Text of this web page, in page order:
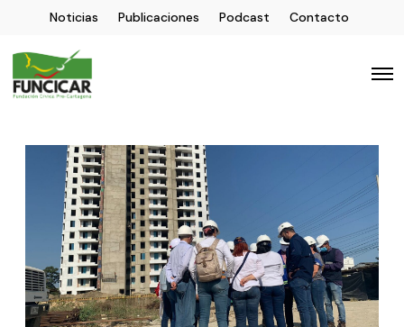
Noticias Publicaciones Podcast Contacto